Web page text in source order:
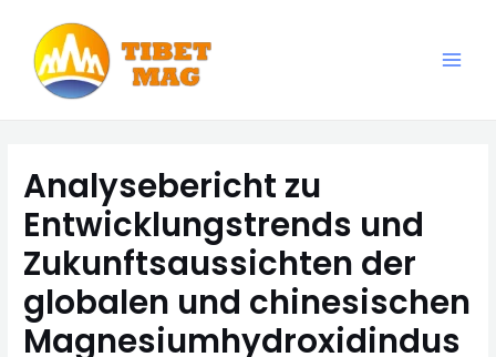
content
Analysebericht zu
Entwicklungstrends und
Zukunftsaussichten der
globalen und chinesischen
Magnesiumhydroxidindus